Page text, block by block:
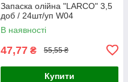
Запаска олійна "LARCO" 3,5
доб / 24шт/уп W04
В наявності
47,77 ₴ 55,55 ₴
Купити